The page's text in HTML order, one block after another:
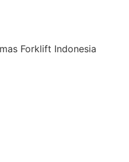
Forklift Indonesia